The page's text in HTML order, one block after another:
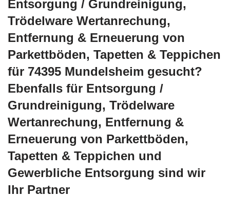
Entsorgung / Grundreinigung,
Trödelware Wertanrechung,
Entfernung & Erneuerung von
Parkettböden, Tapetten & Teppichen
für 74395 Mundelsheim gesucht?
Ebenfalls für Entsorgung /
Grundreinigung, Trödelware
Wertanrechung, Entfernung &
Erneuerung von Parkettböden,
Tapetten & Teppichen und
Gewerbliche Entsorgung sind wir
Ihr Partner